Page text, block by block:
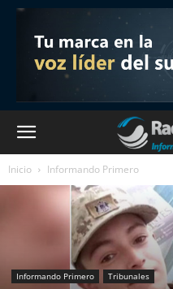
Inicio Informando Primero
Informando Primero Tribunales